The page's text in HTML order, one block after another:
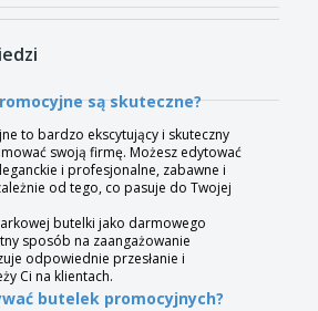
są skuteczne?
to bardzo ekscytujący i skuteczny
swoją firmę. Możesz edytować
i profesjonalne, zabawne i
od tego, co pasuje do Twojej
butelki jako darmowego
sposób na zaangażowanie
odpowiednie przesłanie i
Ci na klientach.
butelek promocyjnych?